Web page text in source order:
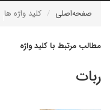
صفحه‌اصلی کلید واژه ها
مطالب مرتبط با کلید واژه
ربات